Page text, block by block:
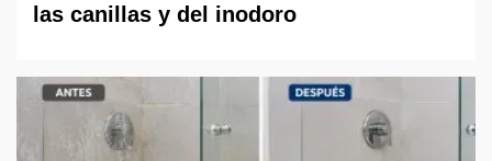
las canillas y del inodoro